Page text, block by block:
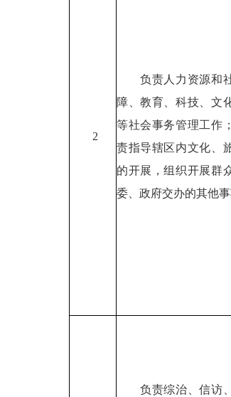
2
负责人力资源和社
障、教育、科技、文
等社会事务管理工作
责指导辖区内文化、
的开展，组织开展群
委、政府交办的其他事
负责综治、信访、